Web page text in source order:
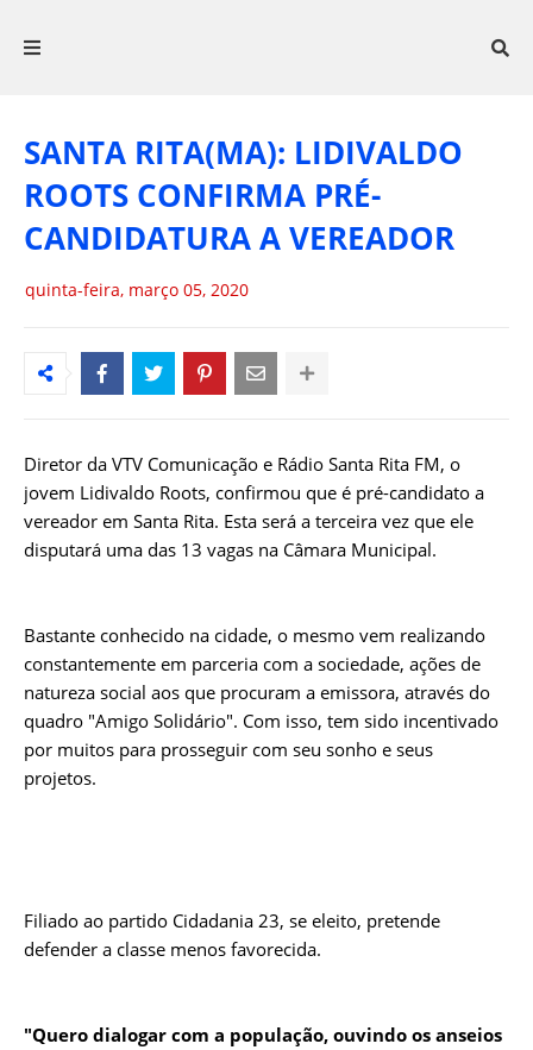
SANTA RITA(MA): LIDIVALDO
ROOTS CONFIRMA PRÉ‐
CANDIDATURA A VEREADOR
quinta-feira, março 05, 2020
Diretor da VTV Comunicação e Rádio Santa Rita FM, o
jovem Lidivaldo Roots, confirmou que é pré‐candidato a
vereador em Santa Rita. Esta será a terceira vez que ele
disputará uma das 13 vagas na Câmara Municipal.
Bastante conhecido na cidade, o mesmo vem realizando
constantemente em parceria com a sociedade, ações de
natureza social aos que procuram a emissora, através do
quadro "Amigo Solidário". Com isso, tem sido incentivado
por muitos para prosseguir com seu sonho e seus
projetos.
Filiado ao partido Cidadania 23, se eleito, pretende
defender a classe menos favorecida.
"Quero dialogar com a população, ouvindo os anseios